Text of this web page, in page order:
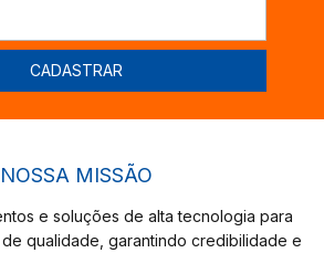
NOSSA MISSÃO
e soluções de alta tecnologia para
qualidade, garantindo credibilidade e